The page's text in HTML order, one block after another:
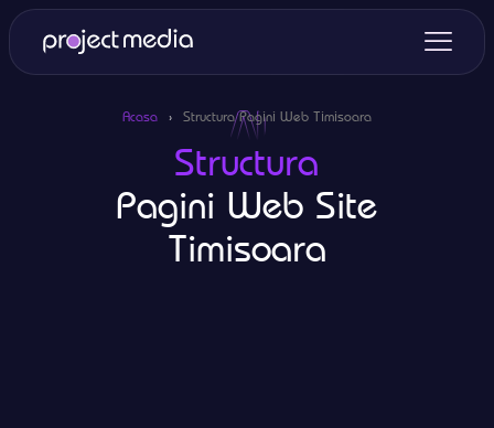
Acasa › Structura Pagini Web Timisoara
Structura
Pagini Web Site
Timisoara